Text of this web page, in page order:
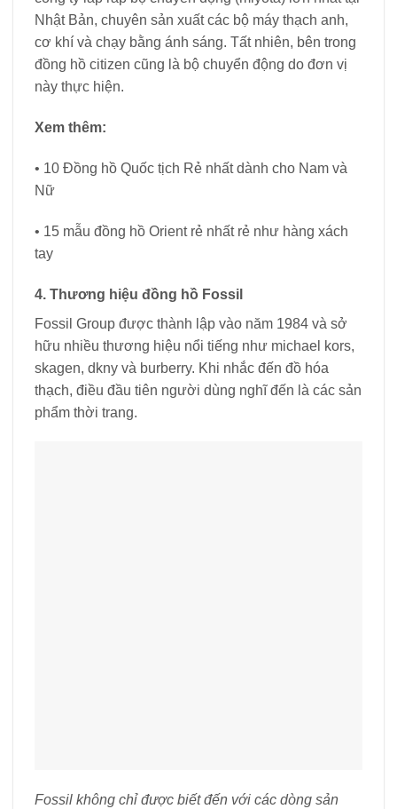
Nhật Bản, chuyên sản xuất các bộ máy thạch anh,
cơ khí và chạy bằng ánh sáng. Tất nhiên, bên trong
đồng hồ citizen cũng là bộ chuyển động do đơn vị
này thực hiện.
Xem thêm:
• 10 Đồng hồ Quốc tịch Rẻ nhất dành cho Nam và
Nữ
• 15 mẫu đồng hồ Orient rẻ nhất rẻ như hàng xách
tay
4. Thương hiệu đồng hồ Fossil
Fossil Group được thành lập vào năm 1984 và sở
hữu nhiều thương hiệu nổi tiếng như michael kors,
skagen, dkny và burberry. Khi nhắc đến đồ hóa
thạch, điều đầu tiên người dùng nghĩ đến là các sản
phẩm thời trang.
Fossil không chỉ được biết đến với các dòng sản